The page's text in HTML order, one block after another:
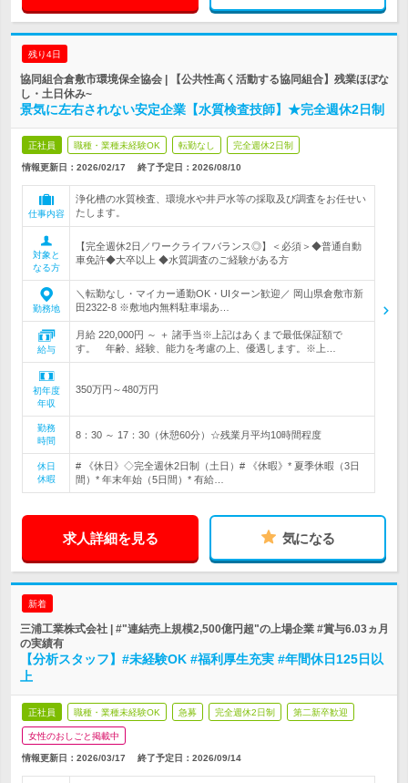
残り4日
協同組合倉敷市環境保全協会 | 【公共性高く活動する協同組合】残業ほぼな
し・土日休み~
景気に左右されない安定企業【水質検査技師】★完全週休2日制
正社員 職種・業種未経験OK 転勤なし 完全週休2日制
情報更新日：2026/02/17 終了予定日： 2026/08/10
仕事内容
浄化槽の水質検査、環境水や井戸水等の採取及び調査をお任せい
たします。
対象と
なる方
【完全週休2日／ワークライフバランス◎】＜必須＞◆普通自動
車免許◆大卒以上 ◆水質調査のご経験がある方
勤務地
＼転勤なし・マイカー通勤OK・UIターン歓迎／ 岡山県倉敷市新
田2322-8 ※敷地内無料駐車場あ…
給与
月給 220,000円 ～ ＋ 諸手当※上記はあくまで最低保証額で
す。 年齢、経験、能力を考慮の上、優遇します。※上…
初年度
年収
350万円～480万円
勤務
時間
8：30 ～ 17：30（休憩60分）☆残業月平均10時間程度
休日
休暇
# 《休日》◇完全週休2日制（土日）# 《休暇》* 夏季休暇（3日
間）* 年末年始（5日間）* 有給…
求人詳細を見る 気になる
新着
三浦工業株式会社 | #"連結売上規模2,500億円超"の上場企業 #賞与6.03ヵ月
の実績有
【分析スタッフ】#未経験OK #福利厚生充実 #年間休日125日以
上
正社員 職種・業種未経験OK 急募 完全週休2日制 第二新卒歓迎
女性のおしごと掲載中
情報更新日：2026/03/17 終了予定日： 2026/09/14